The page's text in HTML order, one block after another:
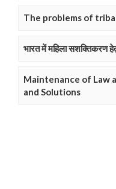
The problems of
भारत में महिला सशक्तिकरण
Maintenance of Law
and Solutions